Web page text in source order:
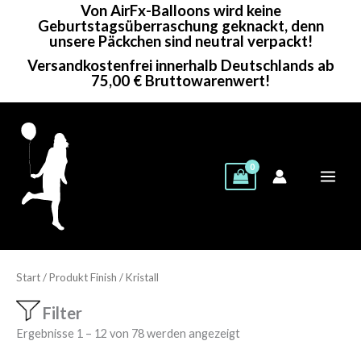
Von AirFx-Balloons wird keine
Geburtstagsüberraschung geknackt, denn
unsere Päckchen sind neutral verpackt!
Versandkostenfrei innerhalb Deutschlands ab
75,00 € Bruttowarenwert!
Start/ Produkt Finish / Kristall
Filter
Showing 1–24 of 78 results